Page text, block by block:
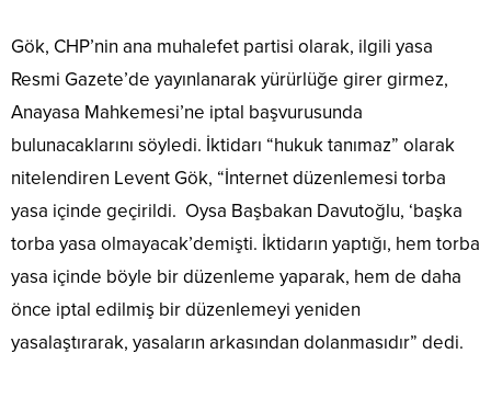
Gök, CHP’nin ana muhalefet partisi olarak, ilgili yasa
Resmi Gazete’de yayınlanarak yürürlüğe girer girmez,
Anayasa Mahkemesi’ne iptal başvurusunda
bulunacaklarını söyledi. İktidarı “hukuk tanımaz” olarak
nitelendiren Levent Gök, “İnternet düzenlemesi torba
yasa içinde geçirildi. Oysa Başbakan Davutoğlu, ‘başka
torba yasa olmayacak’demişti. İktidarın yaptığı, hem torba
yasa içinde böyle bir düzenleme yaparak, hem de daha
önce iptal edilmiş bir düzenlemeyi yeniden
yasalaştırarak, yasaların arkasından dolanmasıdır” dedi.